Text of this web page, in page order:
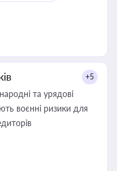
+5
та урядові
воєнні ризики для